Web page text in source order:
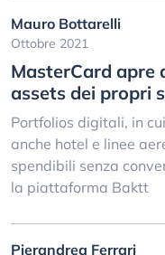
Mauro Bottarelli
Ottobre 2021
MasterCard apre
assets dei propri
Portfolios digitali, in
anche hotel e linee
spendibili senza
la piattaforma Baktt
Pierandrea Ferrari